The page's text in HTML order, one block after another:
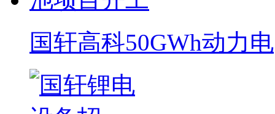
国轩高科50GWh动力电